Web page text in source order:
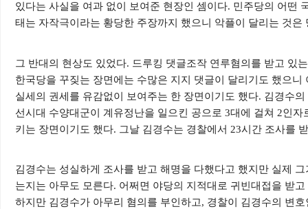
있다는 사실을 여과 없이 보여준 현장인 셈이다. 민주당의 어떤
태는 자작극이라는 황당한 주장까지 했으니 악플이 달리는 것은
그 반대의 현상도 있었다. 드루킹 댓글조작 연루혐의를 받고 있
한국당을 꾸짖는 장면에는 수많은 지지 댓글이 달리기도 했으니
실세의 권세를 유감없이 보여주는 한 장면이기도 했다. 김경수
선시대 수양대군이 계유정난을 일으킨 공으로 3대에 걸쳐 2인자
키는 장면이기도 했다. 그날 김경수는 경찰에서 23시간 조사를
김경수는 성실하게 조사를 받고 해명을 다했다고 했지만 실제
는지는 아무도 모른다. 어쩌면 야당의 지적대로 귀빈대접을 받
하지만 김경수가 아무리 혐의를 부인하고, 경찰이 김경수의 변